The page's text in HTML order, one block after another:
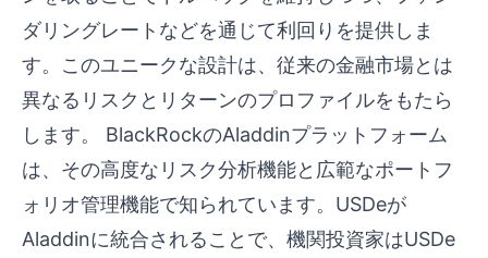
ダリングレートなどを通じて利回りを提供しま
す。このユニークな設計は、従来の金融市場とは
異なるリスクとリターンのプロファイルをもたら
します。 BlackRockのAladdinプラットフォーム
は、その高度なリスク分析機能と広範なポートフ
ォリオ管理機能で知られています。USDeが
Aladdinに統合されることで、機関投資家はUSDe